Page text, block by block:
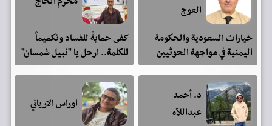
العوج
خيارات السعودية والحكومة
اليمنية في مواجهة الحوثيين
كفى حمايةً للفساد وتكميماً
للكلمة.. ارحل يا "نبيل شمسان"
د. أحمد
عبداللآه
اوراس الارياني